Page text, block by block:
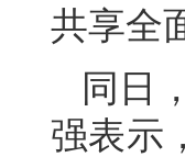
共享全
同日
强表示